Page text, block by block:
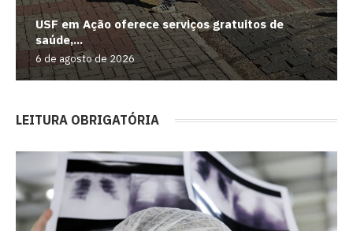
USF em Ação oferece serviços gratuitos de
saúde,...
6 de agosto de 2026
LEITURA OBRIGATÓRIA